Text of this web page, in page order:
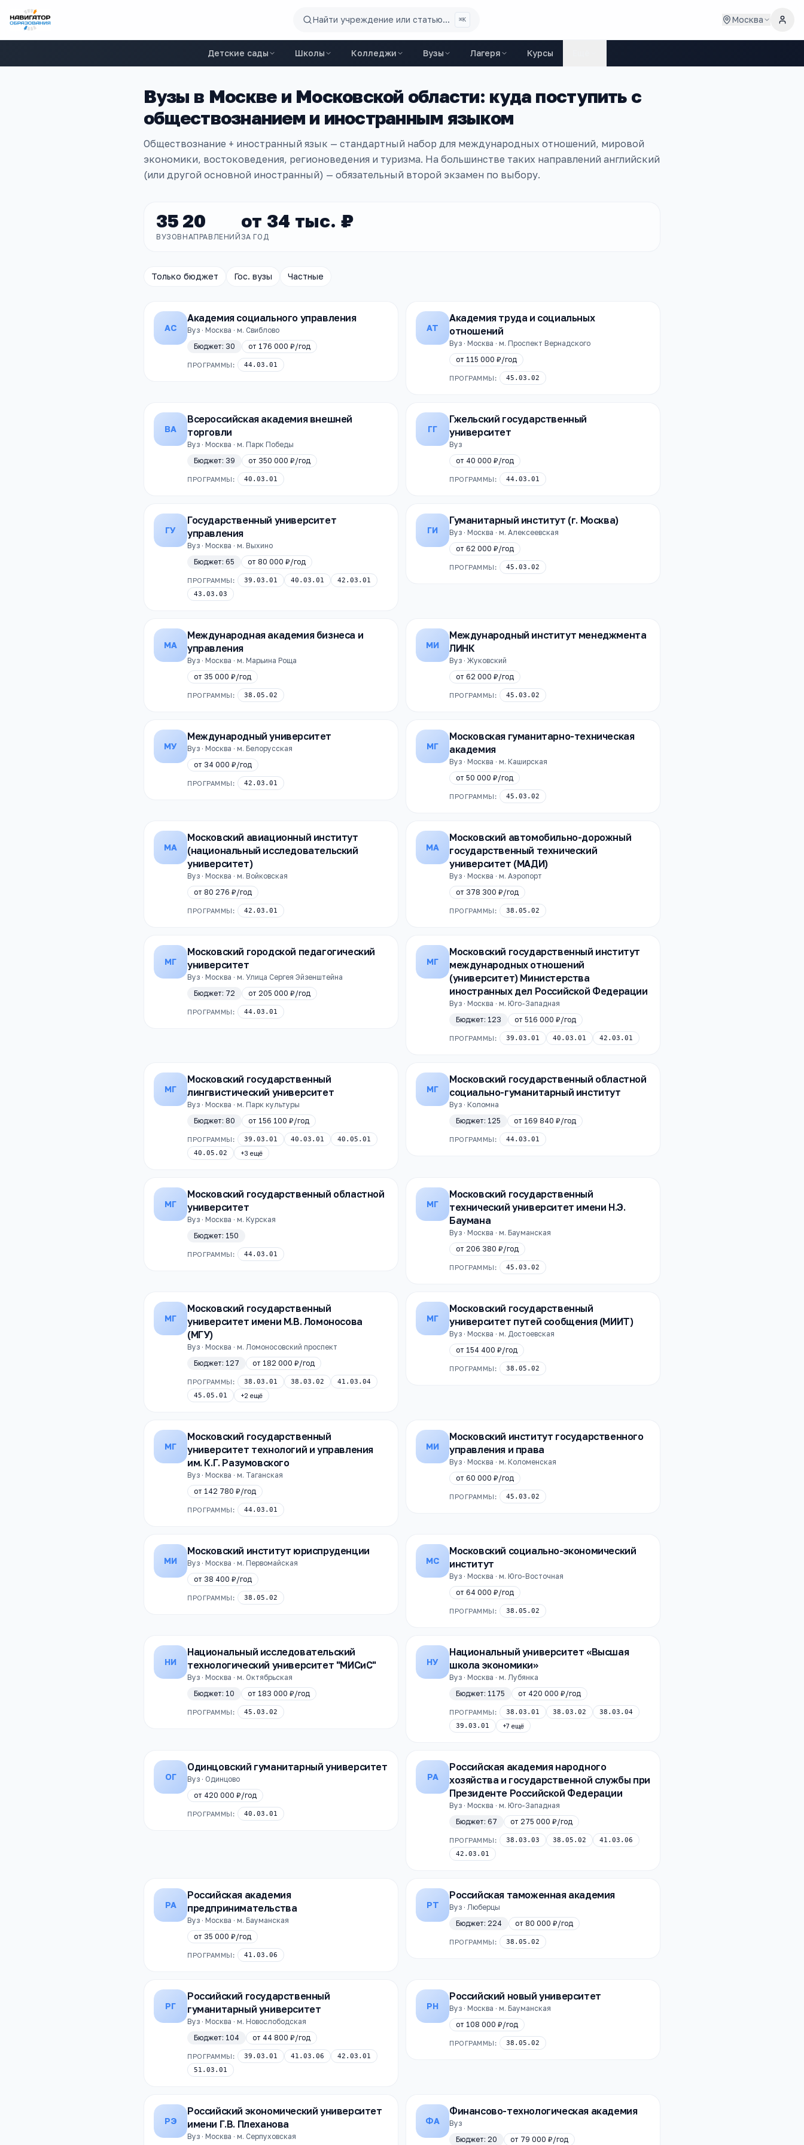
Найти учреждение или статью... ⌘K Москва
Детские сады Школы Колледжи Вузы Лагеря Курсы
Вузы в Москве и Московской области: куда поступить с
обществознанием и иностранным языком
Обществознание + иностранный язык — стандартный набор для международных отношений, мировой
экономики, востоковедения, регионоведения и туризма. На большинстве таких направлений английский
(или другой основной иностранный) — обязательный второй экзамен по выбору.
35
ВУЗОВ
20
НАПРАВЛЕНИЙ
от 34 тыс. ₽
ЗА ГОД
Только бюджет Гос. вузы Частные
АС
Академия социального управления
Вуз · Москва · м. Свиблово
Бюджет: 30 от 176 000 ₽/год
ПРОГРАММЫ: 44.03.01
АТ
Академия труда и социальных
отношений
Вуз · Москва · м. Проспект Вернадского
от 115 000 ₽/год
ПРОГРАММЫ: 45.03.02
ВА
Всероссийская академия внешней
торговли
Вуз · Москва · м. Парк Победы
Бюджет: 39 от 350 000 ₽/год
ПРОГРАММЫ: 40.03.01
ГГ
Гжельский государственный
университет
Вуз
от 40 000 ₽/год
ПРОГРАММЫ: 44.03.01
ГУ
Государственный университет
управления
Вуз · Москва · м. Выхино
Бюджет: 65 от 80 000 ₽/год
ПРОГРАММЫ: 39.03.01 40.03.01
42.03.01
43.03.03
ГИ
Гуманитарный институт (г. Москва)
Вуз · Москва · м. Алексеевская
от 62 000 ₽/год
ПРОГРАММЫ: 45.03.02
МА
Международная академия бизнеса и
управления
Вуз · Москва · м. Марьина Роща
от 35 000 ₽/год
ПРОГРАММЫ: 38.05.02
МИ
Международный институт менеджмента
ЛИНК
Вуз · Жуковский
от 62 000 ₽/год
ПРОГРАММЫ: 45.03.02
МУ
Международный университет
Вуз · Москва · м. Белорусская
от 34 000 ₽/год
ПРОГРАММЫ: 42.03.01
МГ
Московская гуманитарно-техническая
академия
Вуз · Москва · м. Каширская
от 50 000 ₽/год
ПРОГРАММЫ: 45.03.02
МА
Московский авиационный институт
(национальный исследовательский
университет)
Вуз · Москва · м. Войковская
от 80 276 ₽/год
ПРОГРАММЫ: 42.03.01
МА
Московский автомобильно-дорожный
государственный технический
университет (МАДИ)
Вуз · Москва · м. Аэропорт
от 378 300 ₽/год
ПРОГРАММЫ: 38.05.02
МГ
Московский городской педагогический
университет
Вуз · Москва · м. Улица Сергея Эйзенштейна
Бюджет: 72 от 205 000 ₽/год
ПРОГРАММЫ: 44.03.01
МГ
Московский государственный институт
международных отношений
(университет) Министерства
иностранных дел Российской Федерации
Вуз · Москва · м. Юго-Западная
Бюджет: 123 от 516 000 ₽/год
ПРОГРАММЫ: 39.03.01 40.03.01 42.03.01
МГ
Московский государственный
лингвистический университет
Вуз · Москва · м. Парк культуры
Бюджет: 80 от 156 100 ₽/год
ПРОГРАММЫ: 39.03.01 40.03.01
40.05.01
40.05.02
+3 ещё
МГ
Московский государственный областной
социально-гуманитарный институт
Вуз · Коломна
Бюджет: 125 от 169 840 ₽/год
ПРОГРАММЫ: 44.03.01
МГ
Московский государственный областной
университет
Вуз · Москва · м. Курская
Бюджет: 150
ПРОГРАММЫ: 44.03.01
МГ
Московский государственный
технический университет имени Н.Э.
Баумана
Вуз · Москва · м. Бауманская
от 206 380 ₽/год
ПРОГРАММЫ: 45.03.02
МГ
Московский государственный
университет имени М.В. Ломоносова
(МГУ)
Вуз · Москва · м. Ломоносовский проспект
Бюджет: 127 от 182 000 ₽/год
ПРОГРАММЫ: 38.03.01 38.03.02
41.03.04
45.05.01
+2 ещё
МГ
Московский государственный
университет путей сообщения (МИИТ)
Вуз · Москва · м. Достоевская
от 154 400 ₽/год
ПРОГРАММЫ: 38.05.02
МГ
Московский государственный
университет технологий и управления
им. К.Г. Разумовского
Вуз · Москва · м. Таганская
от 142 780 ₽/год
ПРОГРАММЫ: 44.03.01
МИ
Московский институт государственного
управления и права
Вуз · Москва · м. Коломенская
от 60 000 ₽/год
ПРОГРАММЫ: 45.03.02
МИ
Московский институт юриспруденции
Вуз · Москва · м. Первомайская
от 38 400 ₽/год
ПРОГРАММЫ: 38.05.02
МС
Московский социально-экономический
институт
Вуз · Москва · м. Юго-Восточная
от 64 000 ₽/год
ПРОГРАММЫ: 38.05.02
НИ
Национальный исследовательский
технологический университет "МИСиС"
Вуз · Москва · м. Октябрьская
Бюджет: 10 от 183 000 ₽/год
ПРОГРАММЫ: 45.03.02
НУ
Национальный университет «Высшая
школа экономики»
Вуз · Москва · м. Лубянка
Бюджет: 1175 от 420 000 ₽/год
ПРОГРАММЫ: 38.03.01 38.03.02
38.03.04
39.03.01
+7 ещё
ОГ
Одинцовский гуманитарный университет
Вуз · Одинцово
от 420 000 ₽/год
ПРОГРАММЫ: 40.03.01
РА
Российская академия народного
хозяйства и государственной службы при
Президенте Российской Федерации
Вуз · Москва · м. Юго-Западная
Бюджет: 67 от 275 000 ₽/год
ПРОГРАММЫ: 38.03.03 38.05.02
41.03.06
42.03.01
РА
Российская академия
предпринимательства
Вуз · Москва · м. Бауманская
от 35 000 ₽/год
ПРОГРАММЫ: 41.03.06
РТ
Российская таможенная академия
Вуз · Люберцы
Бюджет: 224 от 80 000 ₽/год
ПРОГРАММЫ: 38.05.02
РГ
Российский государственный
гуманитарный университет
Вуз · Москва · м. Новослободская
Бюджет: 104 от 44 800 ₽/год
ПРОГРАММЫ: 39.03.01 41.03.06
42.03.01
51.03.01
РН
Российский новый университет
Вуз · Москва · м. Бауманская
от 108 000 ₽/год
ПРОГРАММЫ: 38.05.02
РЭ
Российский экономический университет
имени Г.В. Плеханова
Вуз · Москва · м. Серпуховская
ФА
Финансово-технологическая академия
Вуз
Бюджет: 20 от 79 000 ₽/год